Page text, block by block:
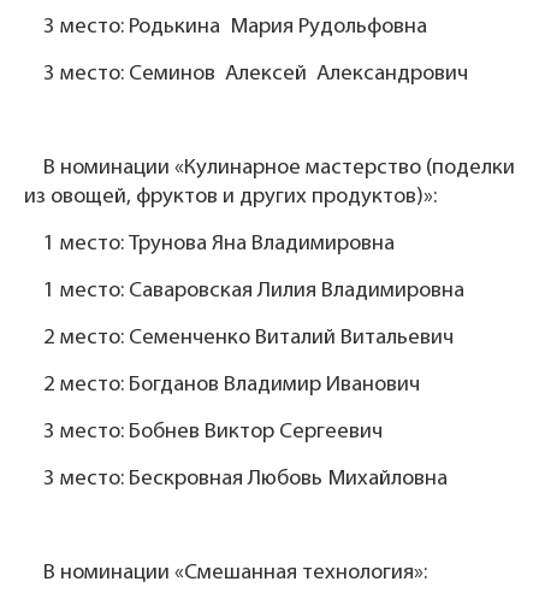
3 место: Родькина Мария Рудольфовна
3 место: Семинов Алексей Александрович
В номинации «Кулинарное мастерство (поделки
из овощей, фруктов и других продуктов)»:
1 место: Трунова Яна Владимировна
1 место: Саваровская Лилия Владимировна
2 место: Семенченко Виталий Витальевич
2 место: Богданов Владимир Иванович
3 место: Бобнев Виктор Сергеевич
3 место: Бескровная Любовь Михайловна
В номинации «Смешанная технология»: